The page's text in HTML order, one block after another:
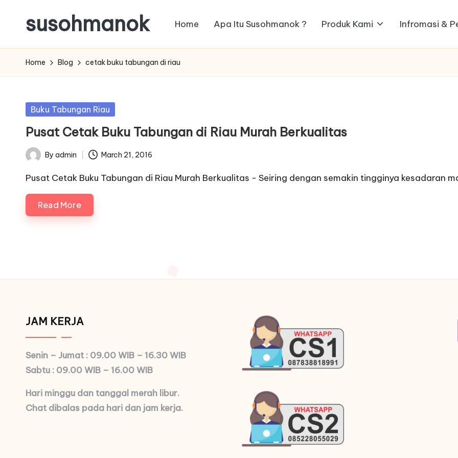
content
susohmanok Home Apa Itu Susohmanok ? Produk Kami Infromasi &
Home Blog cetak buku tabungan di riau
Posted
Buku Tabungan Riau
Pusat Cetak Buku Tabungan di Riau Murah Berkualitas
Posted
by
By admin March 21, 2016
Pusat Cetak Buku Tabungan di Riau Murah Berkualitas - Seiring dengan semakin tingginya kesadaran
Read More
JAM KERJA
Senin – Jumat : 09.00 WIB – 16.30 WIB
Sabtu : 09.00 WIB – 16.00 WIB
Hari minggu dan tanggal merah libur.
Chat dibalas pada hari dan jam kerja.